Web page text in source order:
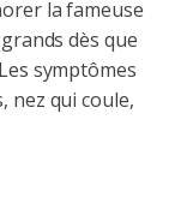
la fameuse
dès que
symptômes
nez qui coule,